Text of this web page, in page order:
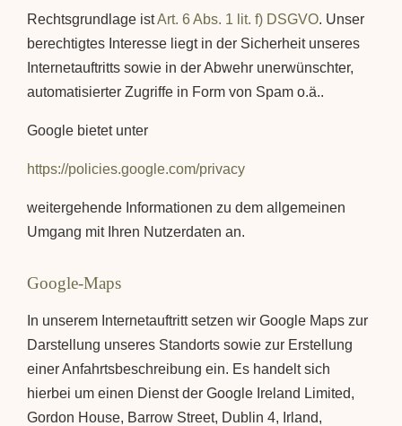
Rechtsgrundlage istArt. 6 Abs. 1 lit. f) DSGVO. Unser
berechtigtes Interesse liegt in der Sicherheit unseres
Internetauftritts sowie in der Abwehr unerwünschter,
automatisierter Zugriffe in Form von Spam o.ä..
Google bietet unter
https://policies.google.com/privacy
weitergehende Informationen zu dem allgemeinen
Umgang mit Ihren Nutzerdaten an.
Google-Maps
In unserem Internetauftritt setzen wir Google Maps zur
Darstellung unseres Standorts sowie zur Erstellung
einer Anfahrtsbeschreibung ein. Es handelt sich
hierbei um einen Dienst der Google Ireland Limited,
Gordon House, Barrow Street, Dublin 4, Irland,